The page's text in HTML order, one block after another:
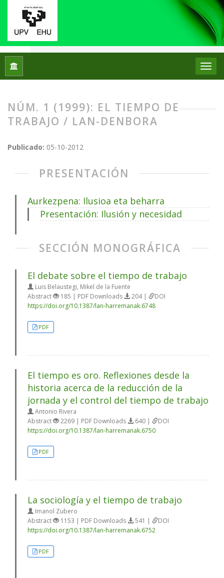
Inicio Núm. 1 (1999): El tiempo de trabajo / Lan-
NÚM. 1 (1999): EL TIEMPO DE
TRABAJO / LAN-DENBORA
Publicado: 05-10-2012
PRESENTACIÓN
Aurkezpena: Ilusioa eta beharra
Presentación: Ilusión y necesidad
SECCIÓN MONOGRÁFICA
El debate sobre el tiempo de trabajo
Luis Belaustegi, Mikel de la Fuente
Abstract
185 | PDF Downloads 204 |
DOI
https://doi.org/10.1387/lan-harremanak.6748
PDF
El tiempo es oro. Reflexiones desde la
historia acerca de la reducción de la
jornada y el control del tiempo de trabajo
Antonio Rivera
Abstract
2269 | PDF Downloads 640 |
DOI
https://doi.org/10.1387/lan-harremanak.6750
PDF
La sociología y el tiempo de trabajo
Imanol Zubero
Abstract
1153 | PDF Downloads 541 |
DOI
https://doi.org/10.1387/lan-harremanak.6752
PDF